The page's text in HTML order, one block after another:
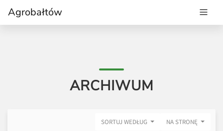
Agrobałtów
ARCHIWUM
SORTUJ WEDŁUG NA STRONĘ